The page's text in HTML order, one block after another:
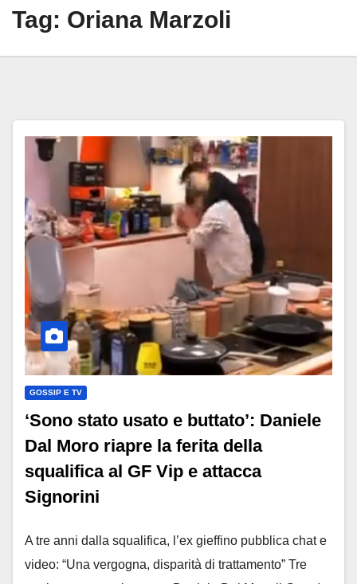
Tag: Oriana Marzoli
GOSSIP E TV
‘Sono stato usato e buttato’: Daniele
Dal Moro riapre la ferita della
squalifica al GF Vip e attacca
Signorini
A tre anni dalla squalifica, l’ex gieffino pubblica chat e
video: “Una vergogna, disparità di trattamento” Tre